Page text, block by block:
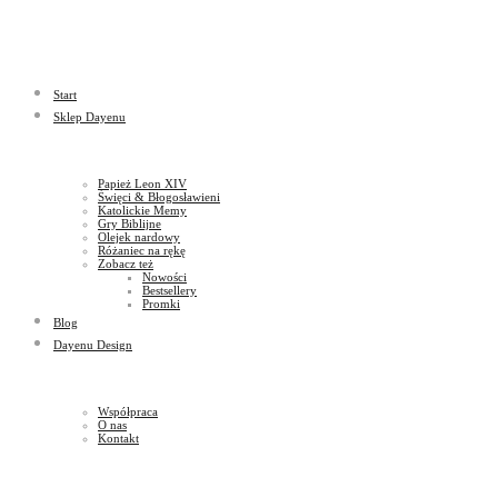
God
Start
Sklep Dayenu
Papież Leon XIV
Święci & Błogosławieni
Katolickie Memy
Gry Biblijne
Olejek nardowy
Różaniec na rękę
Zobacz też
Nowości
Bestsellery
Promki
Blog
Dayenu Design
Współpraca
O nas
Kontakt